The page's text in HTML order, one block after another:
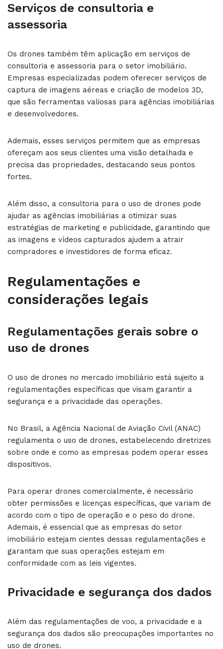
Serviços de consultoria e
assessoria
Os drones também têm aplicação em serviços de
consultoria e assessoria para o setor imobiliário.
Empresas especializadas podem oferecer serviços de
captura de imagens aéreas e criação de modelos 3D,
que são ferramentas valiosas para agências imobiliárias
e desenvolvedores.
Ademais, esses serviços permitem que as empresas
ofereçam aos seus clientes uma visão detalhada e
precisa das propriedades, destacando seus pontos
fortes.
Além disso, a consultoria para o uso de drones pode
ajudar as agências imobiliárias a otimizar suas
estratégias de marketing e publicidade, garantindo que
as imagens e vídeos capturados ajudem a atrair
compradores e investidores de forma eficaz.
Regulamentações e
considerações legais
Regulamentações gerais sobre o
uso de drones
O uso de drones no mercado imobiliário está sujeito a
regulamentações específicas que visam garantir a
segurança e a privacidade das operações.
No Brasil, a Agência Nacional de Aviação Civil (ANAC)
regulamenta o uso de drones, estabelecendo diretrizes
sobre onde e como as empresas podem operar esses
dispositivos.
Para operar drones comercialmente, é necessário
obter permissões e licenças específicas, que variam de
acordo com o tipo de operação e o peso do drone.
Ademais, é essencial que as empresas do setor
imobiliário estejam cientes dessas regulamentações e
garantam que suas operações estejam em
conformidade com as leis vigentes.
Privacidade e segurança dos dados
Além das regulamentações de voo, a privacidade e a
segurança dos dados são preocupações importantes no
uso de drones.